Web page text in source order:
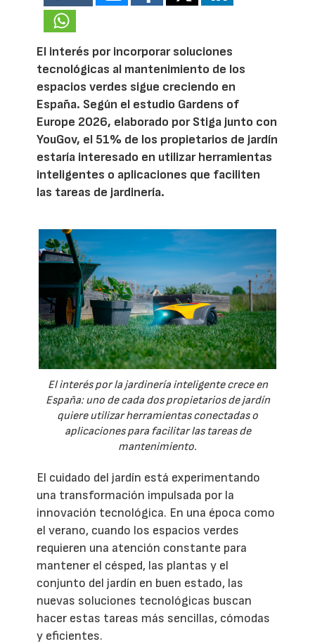
El interés por incorporar soluciones
tecnológicas al mantenimiento de los
espacios verdes sigue creciendo en
España. Según el estudio Gardens of
Europe 2026, elaborado por Stiga junto con
YouGov, el 51% de los propietarios de jardín
estaría interesado en utilizar herramientas
inteligentes o aplicaciones que faciliten
las tareas de jardinería.
El interés por la jardinería inteligente crece en
España: uno de cada dos propietarios de jardín
quiere utilizar herramientas conectadas o
aplicaciones para facilitar las tareas de
mantenimiento.
El cuidado del jardín está experimentando
una transformación impulsada por la
innovación tecnológica. En una época como
el verano, cuando los espacios verdes
requieren una atención constante para
mantener el césped, las plantas y el
conjunto del jardín en buen estado, las
nuevas soluciones tecnológicas buscan
hacer estas tareas más sencillas, cómodas
y eficientes.